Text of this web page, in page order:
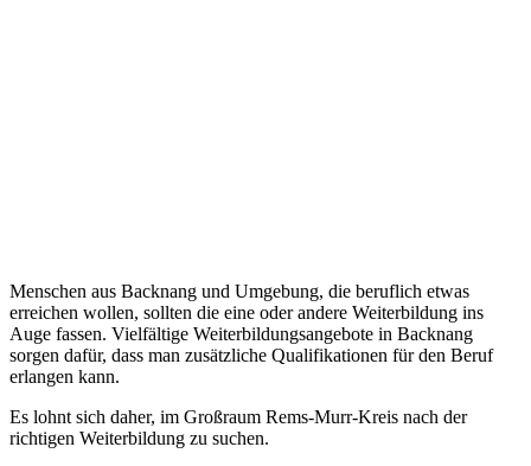
Menschen aus Backnang und Umgebung, die beruflich etwas
erreichen wollen, sollten die eine oder andere Weiterbildung ins
Auge fassen. Vielfältige Weiterbildungsangebote in Backnang
sorgen dafür, dass man zusätzliche Qualifikationen für den Beruf
erlangen kann.
Es lohnt sich daher, im Großraum Rems-Murr-Kreis nach der
richtigen Weiterbildung zu suchen.